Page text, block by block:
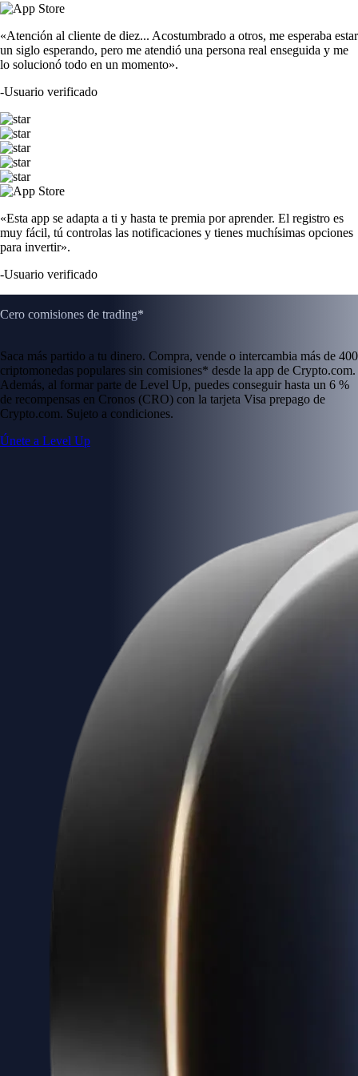
«Atención al cliente de diez... Acostumbrado a otros, me esperaba estar
un siglo esperando, pero me atendió una persona real enseguida y me
lo solucionó todo en un momento».
-Usuario verificado
«Esta app se adapta a ti y hasta te premia por aprender. El registro es
muy fácil, tú controlas las notificaciones y tienes muchísimas opciones
para invertir».
-Usuario verificado
Cero comisiones de trading*
Saca más partido a tu dinero. Compra, vende o intercambia más de 400
criptomonedas populares sin comisiones* desde la app de Crypto.com.
Además, al formar parte de Level Up, puedes conseguir hasta un 6 %
de recompensas en Cronos (CRO) con la tarjeta Visa prepago de
Crypto.com. Sujeto a condiciones.
Únete a Level Up